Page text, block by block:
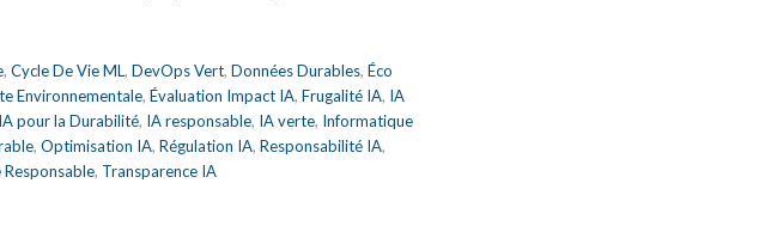
, Cycle De Vie ML, DevOps Vert, Données Durables, Éco
Environnementale, Évaluation Impact IA, Frugalité IA, IA
IA pour la Durabilité, IA responsable, IA verte, Informatique
, Optimisation IA, Régulation IA, Responsabilité IA,
Responsable, Transparence IA